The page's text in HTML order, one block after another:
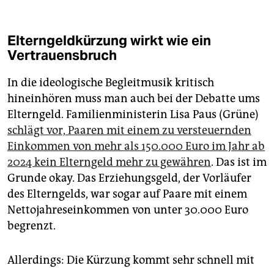
Elterngeldkürzung wirkt wie ein
Vertrauensbruch
In die ideologische Begleitmusik kritisch
hineinhören muss man auch bei der Debatte ums
Elterngeld. Familienministerin Lisa Paus (Grüne)
schlägt vor, Paaren mit einem zu versteuernden
Einkommen von mehr als 150.000 Euro im Jahr ab
2024 kein Elterngeld mehr zu gewähren. Das ist im
Grunde okay. Das Erziehungsgeld, der Vorläufer
des Elterngelds, war sogar auf Paare mit einem
Nettojahreseinkommen von unter 30.000 Euro
begrenzt.
Allerdings: Die Kürzung kommt sehr schnell mit